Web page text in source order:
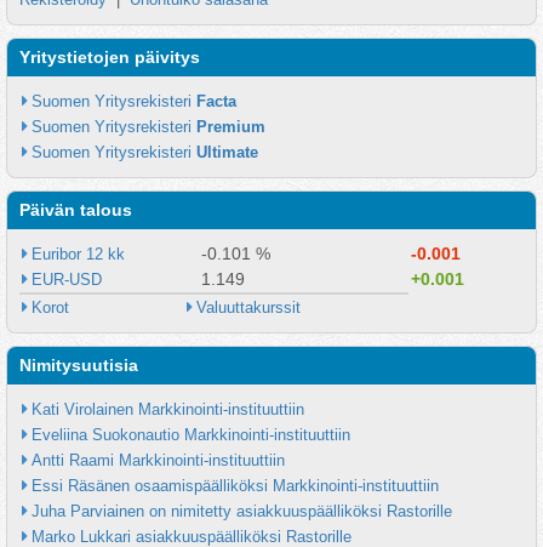
Yritystietojen päivitys
Suomen Yritysrekisteri Facta
Suomen Yritysrekisteri Premium
Suomen Yritysrekisteri Ultimate
Päivän talous
Euribor 12 kk -0.101 % -0.001
EUR-USD 1.149 +0.001
Korot Valuuttakurssit
Nimitysuutisia
Kati Virolainen Markkinointi-instituuttiin
Eveliina Suokonautio Markkinointi-instituuttiin
Antti Raami Markkinointi-instituuttiin
Essi Räsänen osaamispäälliköksi Markkinointi-instituuttiin
Juha Parviainen on nimitetty asiakkuuspäälliköksi Rastorille
Marko Lukkari asiakkuuspäälliköksi Rastorille